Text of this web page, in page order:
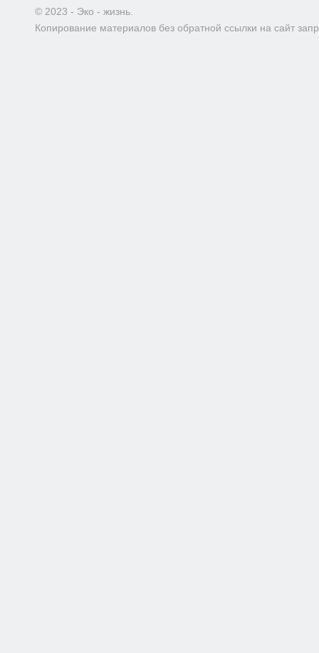
© 2023 - Эко - жизнь.
Копирование материалов без обратной ссылки на сайт